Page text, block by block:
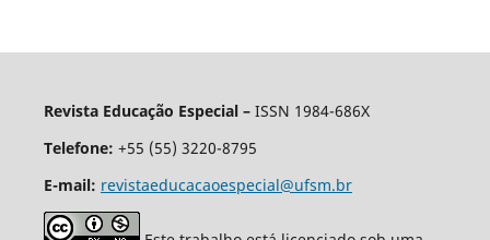
Revista Educação Especial – ISSN 1984-686X
Telefone: +55 (55) 3220-8795
E-mail: revistaeducacaoespecial@ufsm.br